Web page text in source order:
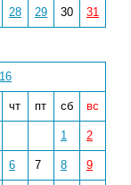
28 29 30 31
чт пт сб вс
1 2
6 7 8 9